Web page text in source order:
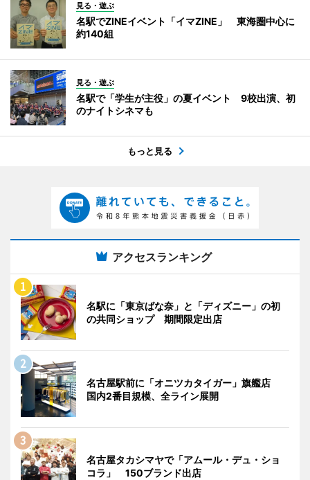
見る・遊ぶ
名駅でZINEイベント「イマZINE」 東海圏中心に
約140組
見る・遊ぶ
名駅で「学生が主役」の夏イベント 9校出演、初
のナイトシネマも
もっと見る
アクセスランキング
名駅に「東京ばな奈」と「ディズニー」の初
の共同ショップ 期間限定出店
名古屋駅前に「オニツカタイガー」旗艦店
国内2番目規模、全ライン展開
名古屋タカシマヤで「アムール・デュ・ショ
コラ」 150ブランド出店